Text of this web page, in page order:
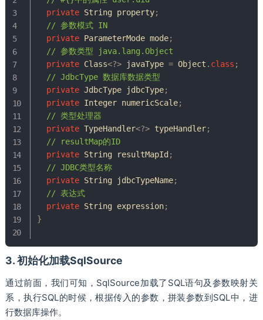
private String property;
// 参数模式 IN
private ParameterMode mode;
// 参数类型 java.lang.Object
private Class<?> javaType = Object . class ;
// JdbcType 数据库数据类型
private JdbcType jdbcType;
private Integer numericScale;
// 类型处理器
private TypeHandler<?> typeHandler;
// resultMap的ID
private String resultMapId;
// JDBC类型名称
private String jdbcTypeName;
// 表达式
private String expression;
}
3. 初始化加载SqlSource
通过前面，我们可知，SqlSource加载了SQL语句及参数映射关
系，执行SQL的时候，根据传入的参数，拼装参数到SQL中，进
行数据库操作。